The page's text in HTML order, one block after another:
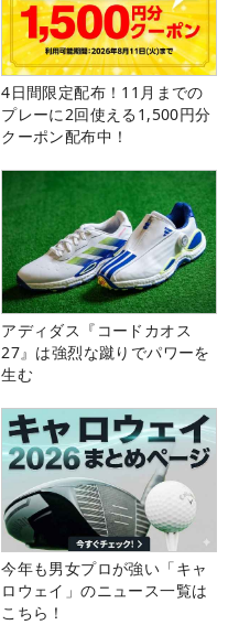
4日間限定配布！11月までの
プレーに2回使える1,500円分
クーポン配布中！
アディダス『コードカオス
27』は強烈な蹴りでパワーを
生む
今年も男女プロが強い「キャ
ロウェイ」のニュース一覧は
こちら！